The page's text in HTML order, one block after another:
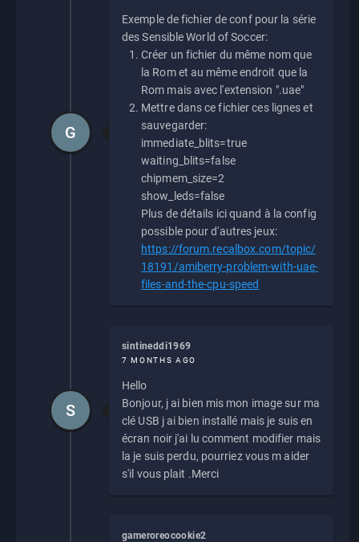
Exemple de fichier de conf pour la série
des Sensible World of Soccer:
Créer un fichier du même nom que
la Rom et au même endroit que la
Rom mais avec l'extension ".uae"
Mettre dans ce fichier ces lignes et
sauvegarder:
immediate_blits=true
waiting_blits=false
chipmem_size=2
show_leds=false
Plus de détails ici quand à la config
possible pour d'autres jeux:
https://forum.recalbox.com/topic/
18191/amiberry-problem-with-uae-
files-and-the-cpu-speed
G
sintineddi1969
7 MONTHS AGO
Hello
Bonjour, j ai bien mis mon image sur ma
clé USB j ai bien installé mais je suis en
écran noir j'ai lu comment modifier mais
la je suis perdu, pourriez vous m aider
s'il vous plait .Merci
S
gameroreocookie2